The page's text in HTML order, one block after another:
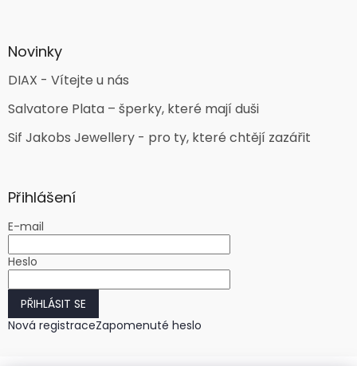
Novinky
DIAX - Vítejte u nás
Salvatore Plata – šperky, které mají duši
Sif Jakobs Jewellery - pro ty, které chtějí zazářit
Přihlášení
E-mail
Heslo
PŘIHLÁSIT SE
Nová registraceZapomenuté heslo